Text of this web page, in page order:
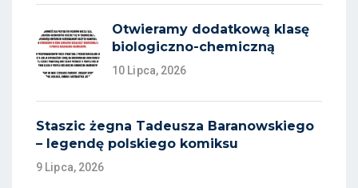
Otwieramy dodatkową klasę
biologiczno-chemiczną
10 Lipca, 2026
Staszic żegna Tadeusza Baranowskiego
– legendę polskiego komiksu
9 Lipca, 2026